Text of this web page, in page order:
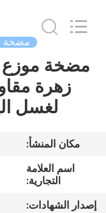
منزل،
معلومات
Industry
مضخة
مضخة موزع
لغسل
مكان المنشأ:
اسم العلامة
التجارية:
إصدار الشهادات: